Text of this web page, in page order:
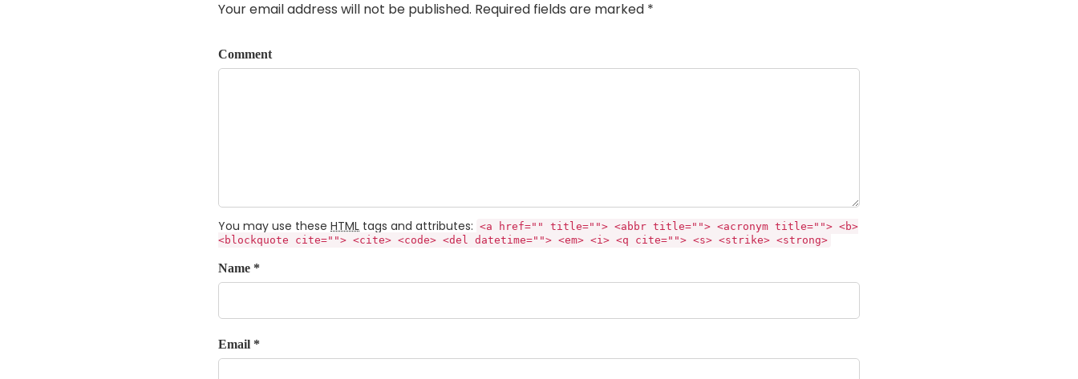
Your email address will not be published. Required fields are marked *
Comment
You may use these HTML tags and attributes: <a href="" title=""> <abbr title=""> <acronym title=""> <b>
<blockquote cite=""> <cite> <code> <del datetime=""> <em> <i> <q cite=""> <s> <strike> <strong>
Name *
Email *